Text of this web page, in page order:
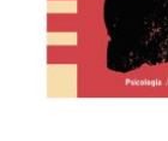
Mapa de recursos
Observatorio VFP